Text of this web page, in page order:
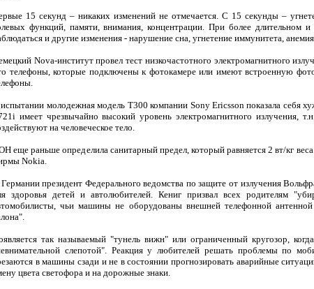
15 секунд – никаких изменений не отмечается. С 15 секунды –
функций, памяти, внимания, концентрации. При более длительном и
и другие изменения - нарушение сна, угнетение иммунитета,
Nova-институт провел тест низкочастотного электромагнитного
телефоны, которые подключены к фотокамере или имеют встроенную
молодежная модель T300 компании Sony Ericsson показала себя
имеет чрезвычайно высокий уровень электромагнитного излучения,
на человеческое тело.
еще раньше определила санитарный предел, который равняется 2 вт/кг
Nokia.
президент Федерального ведомства по защите от излучения
здоровья детей и автолюбителей. Кениг призвал всех родителям
чьи машины не оборудованы внешней телефонной
так называемый "тунель вижн" или ограниченный кругозор,
слепотой". Реакция у любителей решать проблемы по
в машины сзади и не в состоянии прогнозировать аварийные
цвета светофора и на дорожные знаки.